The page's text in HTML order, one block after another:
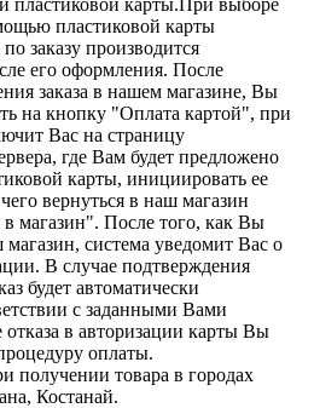
пластиковой карты
заказу производится
его оформления. После
заказа в нашем магазине, Вы
на кнопку "Оплата картой", при
Вас на страницу
где Вам будет предложено
карты, инициировать ее
вернуться в наш магазин
магазин". После того, как Вы
магазин, система уведомит Вас о
В случае подтверждения
будет автоматически
с заданными Вами
в авторизации карты Вы
оплаты.
получении товара в городах
Костанай.